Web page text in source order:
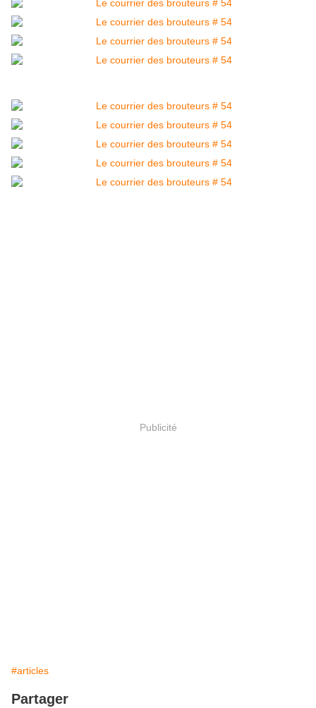
Publicité
#articles
Partager